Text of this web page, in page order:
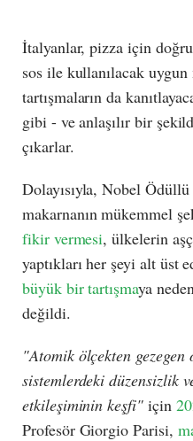
İtalyanlar, pizza için
sos ile kullanılacak
tartışmaların da
gibi - ve anlaşılır bir
çıkarlar.
Dolayısıyla, Nobel
makarnanın mükemmel
fikir vermesi, ülkelerin
yaptıkları her şeyi alt üst
büyük bir tartışmaya
değildi.
"Atomik ölçekten
sistemlerdeki düzensizlik
etkileşiminin keşfi"için
Profesör Giorgio Parisi,